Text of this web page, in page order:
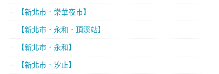
【新北市．樂華夜市】
【新北市．永和．頂溪站】
【新北市．永和】
【新北市．汐止】